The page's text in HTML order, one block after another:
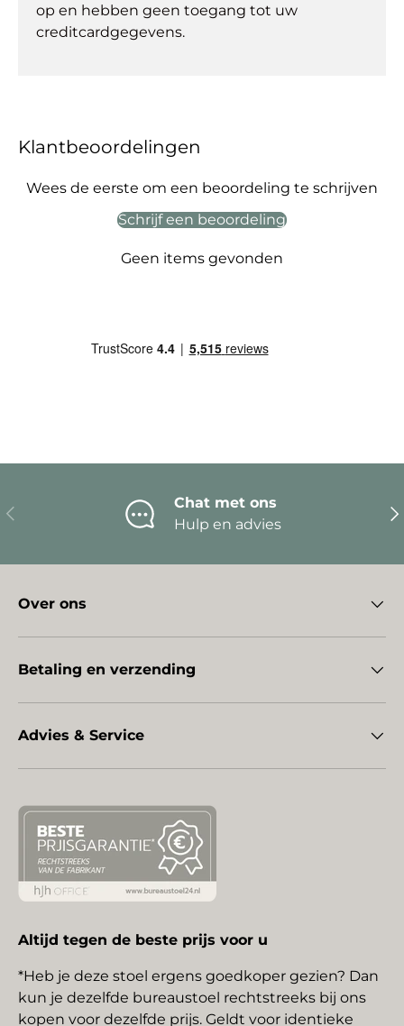
op en hebben geen toegang tot uw
creditcardgegevens.
Klantbeoordelingen
Wees de eerste om een beoordeling te schrijven
Schrijf een beoordeling
Geen items gevonden
Vorige
Chat met ons
Hulp en advies
Over ons
Betaling en verzending
Advies & Service
Altijd tegen de beste prijs voor u
*Heb je deze stoel ergens goedkoper gezien? Dan
kun je dezelfde bureaustoel rechtstreeks bij ons
kopen voor dezelfde prijs. Geldt voor identieke